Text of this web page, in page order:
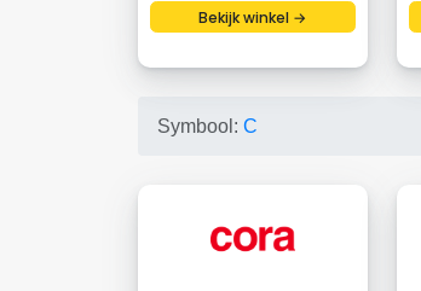
Bekijk winkel →
Symbool: C